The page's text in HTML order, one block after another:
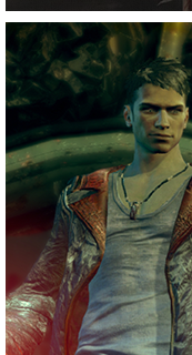
A Tomb Raider sem ússza